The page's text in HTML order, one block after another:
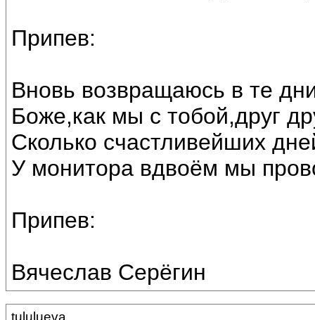
Припев:
Вновь возвращаюсь в те
Боже,как мы с тобой,друг
Сколько счастливейших
У монитора вдвоём мы
Припев:
Вячеслав Серёгин
tululueva